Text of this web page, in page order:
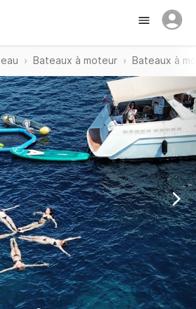
Bateaux à moteur Bateaux à